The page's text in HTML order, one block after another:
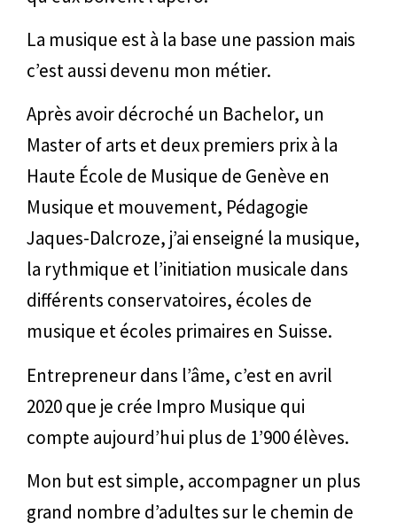
La musique est à la base une passion mais
c’est aussi devenu mon métier.
Après avoir décroché un Bachelor, un
Master of arts et deux premiers prix à la
Haute École de Musique de Genève en
Musique et mouvement, Pédagogie
Jaques-Dalcroze, j’ai enseigné la musique,
la rythmique et l’initiation musicale dans
différents conservatoires, écoles de
musique et écoles primaires en Suisse.
Entrepreneur dans l’âme, c’est en avril
2020 que je crée Impro Musique qui
compte aujourd’hui plus de 1’900 élèves.
Mon but est simple, accompagner un plus
grand nombre d’adultes sur le chemin de